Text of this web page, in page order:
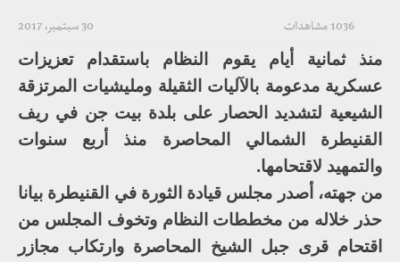
30 سبتمبر، 2017 1036 مشاهدات
منذ ثمانية أيام يقوم النظام باستقدام تعزيزات
عسكرية مدعومة بالآليات الثقيلة ومليشيات المرتزقة
الشيعية لتشديد الحصار على بلدة بيت جن في ريف
القنيطرة الشمالي المحاصرة منذ أربع سنوات
والتمهيد لاقتحامها.
من جهته، أصدر مجلس قيادة الثورة في القنيطرة بيانا
حذر خلاله من مخططات النظام وتخوف المجلس من
اقتحام قرى جبل الشيخ المحاصرة وارتكاب مجازر